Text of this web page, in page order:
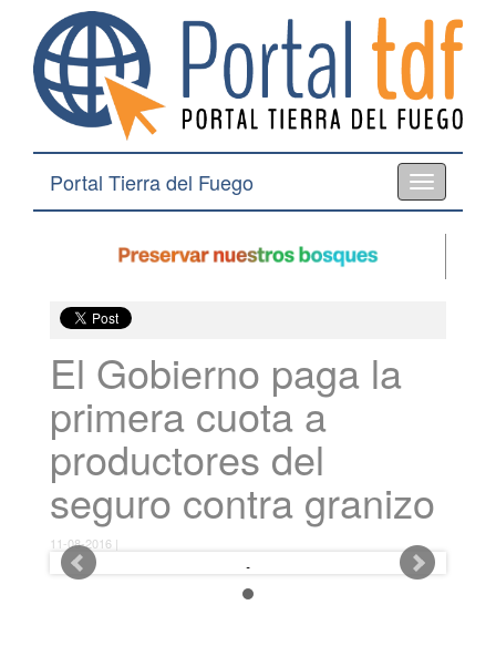
Toggle
navigation
Portal Tierra del Fuego
El Gobierno paga la
primera cuota a
productores del
seguro contra granizo
11-08-2016 |